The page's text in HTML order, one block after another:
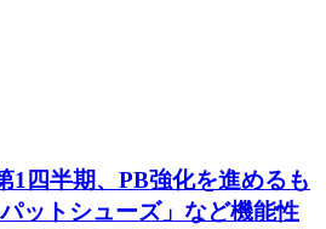
1四半期、PB強化を進めるも
トシューズ」など機能性